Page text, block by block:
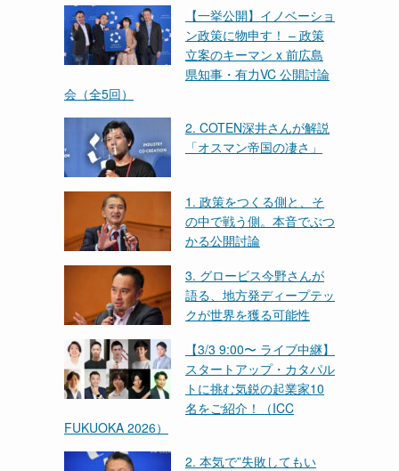
【一挙公開】イノベーショ
ン政策に物申す！ – 政策
立案のキーマン x 前広島
県知事・有力VC 公開討論
会（全5回）
2. COTEN深井さんが解説
「オスマン帝国の凄さ」
1. 政策をつくる側と、そ
の中で戦う側。本音でぶつ
かる公開討論
3. グロービス今野さんが
語る、地方発ディープテッ
クが世界を獲る可能性
【3/3 9:00〜 ライブ中継】
スタートアップ・カタパル
トに挑む気鋭の起業家10
名をご紹介！（ICC
FUKUOKA 2026）
2. 本気で”失敗してもい